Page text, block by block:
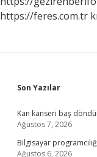
https://feres.com.tr
Sidebar
Son Yazılar
Kan kanseri baş
Ağustos 7, 2026
Bilgisayar
Ağustos 6, 2026